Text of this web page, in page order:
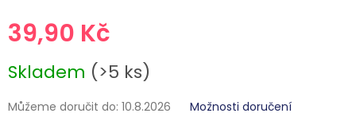
39,90 Kč
cena:
Skladem (>5 ks)
Můžeme doručit do: 10.8.2026 Možnosti doručení